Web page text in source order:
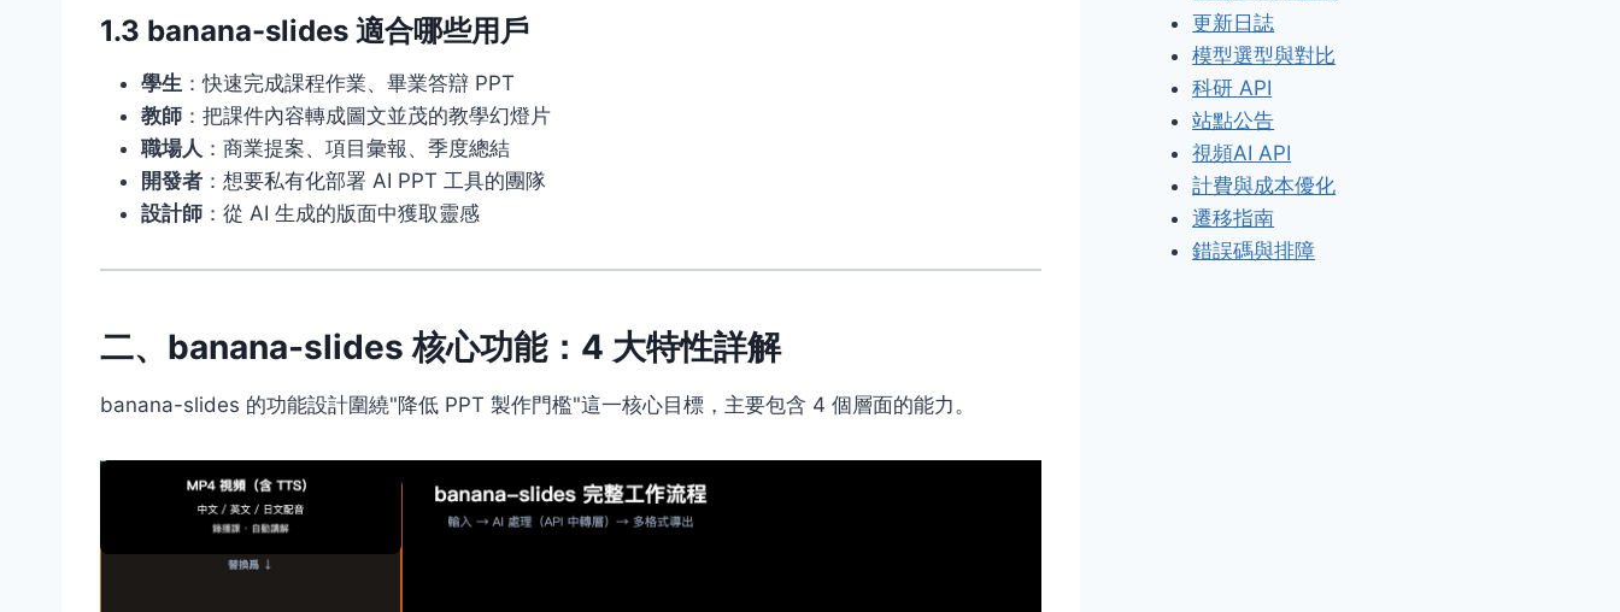
1.3 banana-slides 適合哪些用戶
學生 ：快速完成課程作業、畢業答辯 PPT
教師 ：把課件內容轉成圖文並茂的教學幻燈片
職場人 ：商業提案、項目彙報、季度總結
開發者 ：想要私有化部署 AI PPT 工具的團隊
設計師 ：從 AI 生成的版面中獲取靈感
二、banana-slides 核心功能：4 大特性詳解
banana-slides 的功能設計圍繞"降低 PPT 製作門檻"這一核心目標，主要包含 4 個層面的能力。
更新日誌
模型選型與對比
科研 API
站點公告
視頻AI API
計費與成本優化
遷移指南
錯誤碼與排障